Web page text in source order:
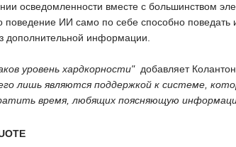
осведомленности вместе с большинством
поведение ИИ само по себе способно поведать
дополнительной информации.
уровень хардкорности" добавляет
лишь являются поддержкой к системе,
время, любящих поясняющую